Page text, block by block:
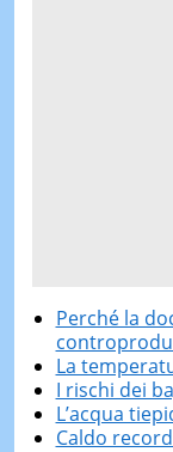
Perché la
La
I rischi dei
L’acqua
Caldo